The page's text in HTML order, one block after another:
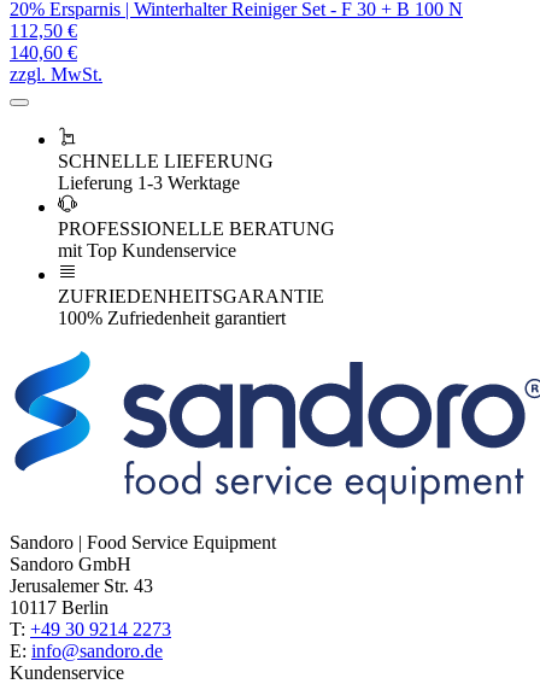
20% Ersparnis | Winterhalter Reiniger Set - F 30 + B 100 N
112,50 €
140,60 €
zzgl. MwSt.
SCHNELLE LIEFERUNG
Lieferung 1-3 Werktage
PROFESSIONELLE BERATUNG
mit Top Kundenservice
ZUFRIEDENHEITSGARANTIE
100% Zufriedenheit garantiert
Sandoro | Food Service Equipment
Sandoro GmbH
Jerusalemer Str. 43
10117 Berlin
T: +49 30 9214 2273
E: info@sandoro.de
Kundenservice